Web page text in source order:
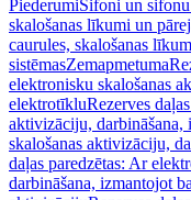
PiederumiSifoni un
skalošanas līkumi un
caurules, skalošanas
sistēmasZemapmetuma
elektronisku skalošanas
elektrotīkluRezerves
aktivizāciju,
skalošanas aktivizāciju,
daļas paredzētas: Ar
darbināšana, izmantojot